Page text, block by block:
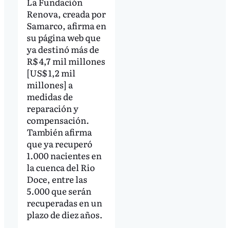
Renova, creada por
Samarco, afirma en
su página web que
ya destinó más de
R$ 4,7 mil millones
[US$ 1,2 mil
millones] a
medidas de
reparación y
compensación.
También afirma
que ya recuperó
1.000 nacientes en
la cuenca del Rio
Doce, entre las
5.000 que serán
recuperadas en un
plazo de diez años.